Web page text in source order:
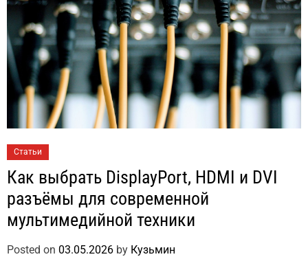
Статьи
Как выбрать DisplayPort, HDMI и DVI
разъёмы для современной
мультимедийной техники
Posted on 03.05.2026 by Кузьмин